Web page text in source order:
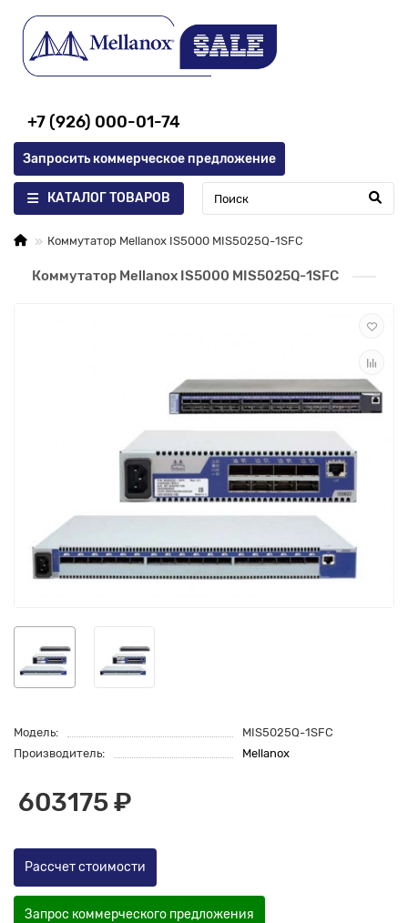
+7 (926) 000-01-74
Запросить коммерческое предложение
КАТАЛОГ ТОВАРОВ
Коммутатор Mellanox IS5000 MIS5025Q-1SFC
Коммутатор Mellanox IS5000 MIS5025Q-1SFC
Модель:
MIS5025Q-1SFC
Производитель:
Mellanox
603175 ₽
Рассчет стоимости
Запрос коммерческого предложения